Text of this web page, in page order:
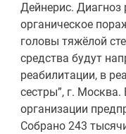
Дейнерис. Диагноз
органическое
головы тяжёлой
средства будут
реабилитации, в
сестры”, г.
организации
Собрано 243